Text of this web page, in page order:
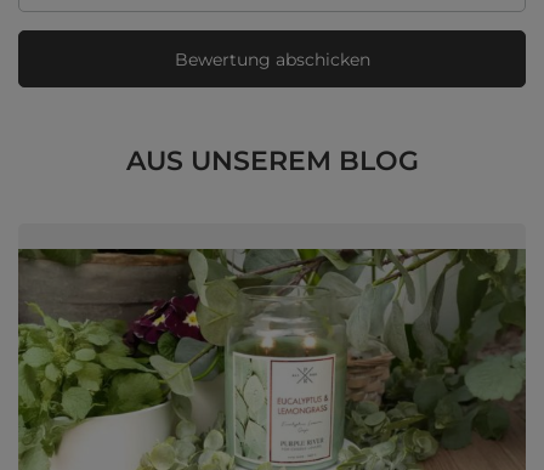
Bewertung abschicken
AUS UNSEREM BLOG